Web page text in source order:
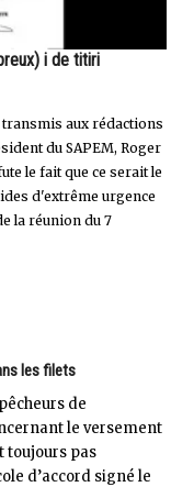
i de titiri
aux rédactions
du SAPEM, Roger
le fait que ce serait le
d'extrême urgence
la réunion du 7
les filets
de
le versement
toujours pas
d’accord signé le